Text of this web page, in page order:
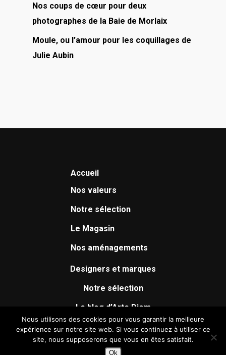
Nos coups de cœur pour deux
photographes de la Baie de Morlaix
Moule, ou l’amour pour les coquillages de
Julie Aubin
Accueil
Nos valeurs
Notre sélection
Le Magasin
Nos aménagements
Designers et marques
Notre sélection
Le blog d’Arte Diem
Nos services
Le conseil
Contact
Nous utilisons des cookies pour vous garantir la meilleure
expérience sur notre site web. Si vous continuez à utiliser ce
site, nous supposerons que vous en êtes satisfait.
Ok